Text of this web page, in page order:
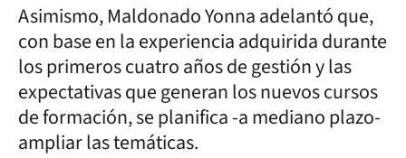
Asimismo, Maldonado Yonna adelantó que,
con base en la experiencia adquirida durante
los primeros cuatro años de gestión y las
expectativas que generan los nuevos cursos
de formación, se planifica -a mediano plazo-
ampliar las temáticas.